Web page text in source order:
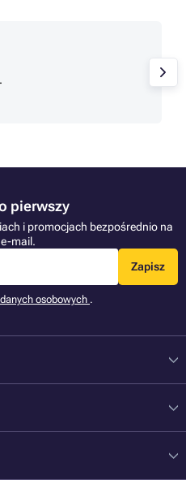
pierwszy
i promocjach bezpośrednio na
mail.
Zapisz
danych osobowych .